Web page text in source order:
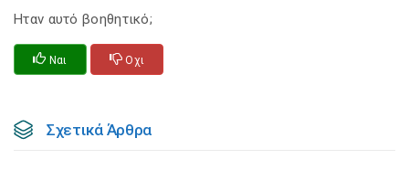
Ηταν αυτό βοηθητικό;
Ναι Οχι
Σχετικά Άρθρα